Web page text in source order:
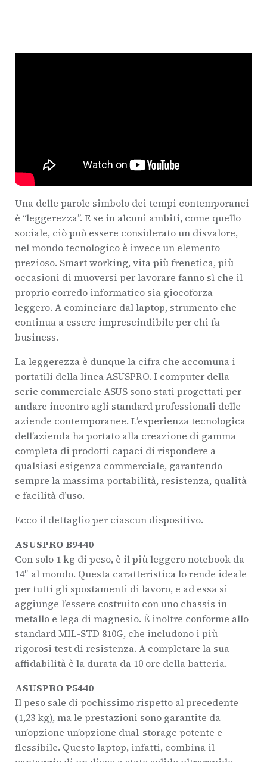
Una delle parole simbolo dei tempi contemporanei
è “leggerezza”. E se in alcuni ambiti, come quello
sociale, ciò può essere considerato un disvalore,
nel mondo tecnologico è invece un elemento
prezioso. Smart working, vita più frenetica, più
occasioni di muoversi per lavorare fanno sì che il
proprio corredo informatico sia giocoforza
leggero. A cominciare dal laptop, strumento che
continua a essere imprescindibile per chi fa
business.
La leggerezza è dunque la cifra che accomuna i
portatili della linea ASUSPRO. I computer della
serie commerciale ASUS sono stati progettati per
andare incontro agli standard professionali delle
aziende contemporanee. L’esperienza tecnologica
dell’azienda ha portato alla creazione di gamma
completa di prodotti capaci di rispondere a
qualsiasi esigenza commerciale, garantendo
sempre la massima portabilità, resistenza, qualità
e facilità d’uso.
Ecco il dettaglio per ciascun dispositivo.
ASUSPRO B9440
Con solo 1 kg di peso, è il più leggero notebook da
14″ al mondo. Questa caratteristica lo rende ideale
per tutti gli spostamenti di lavoro, e ad essa si
aggiunge l’essere costruito con uno chassis in
metallo e lega di magnesio. È inoltre conforme allo
standard MIL-STD 810G, che includono i più
rigorosi test di resistenza. A completare la sua
affidabilità è la durata da 10 ore della batteria.
ASUSPRO P5440
Il peso sale di pochissimo rispetto al precedente
(1,23 kg), ma le prestazioni sono garantite da
un’opzione un’opzione dual-storage potente e
flessibile. Questo laptop, infatti, combina il